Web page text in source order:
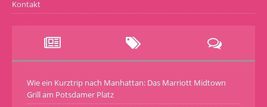
Kontakt
Wie ein Kurztrip nach Manhattan: Das Marriott Midtown
Grill am Potsdamer Platz